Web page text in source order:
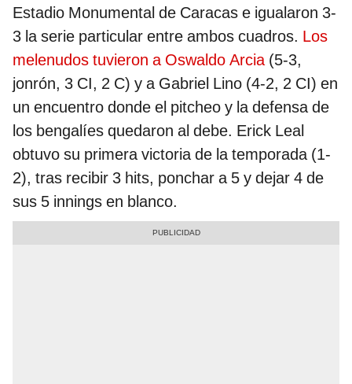
Estadio Monumental de Caracas e igualaron 3-
3 la serie particular entre ambos cuadros. Los
melenudos tuvieron a Oswaldo Arcia (5-3,
jonrón, 3 CI, 2 C) y a Gabriel Lino (4-2, 2 CI) en
un encuentro donde el pitcheo y la defensa de
los bengalíes quedaron al debe. Erick Leal
obtuvo su primera victoria de la temporada (1-
2), tras recibir 3 hits, ponchar a 5 y dejar 4 de
sus 5 innings en blanco.